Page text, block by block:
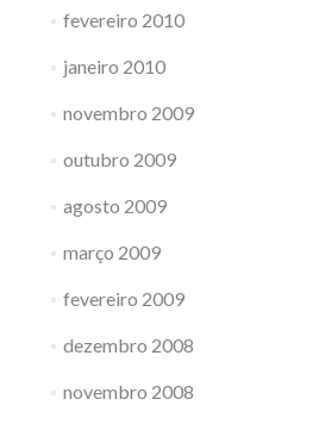
fevereiro 2010
janeiro 2010
novembro 2009
outubro 2009
agosto 2009
março 2009
fevereiro 2009
dezembro 2008
novembro 2008